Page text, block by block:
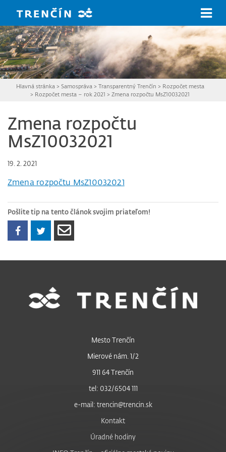
Hlavná stránka > Samospráva > Transparentný Trenčín > Rozpočet mesta
> Rozpočet mesta – rok 2021 >Zmena rozpočtu MsZ10032021
Zmena rozpočtu
MsZ10032021
19. 2. 2021
Zmena rozpočtu MsZ10032021
Pošlite tip na tento článok svojim priateľom!
Mesto Trenčín
Mierové nám. 1/2
911 64 Trenčín
tel: 032/6504 111
e-mail: trencin@trencin.sk
Kontakt
Úradné hodiny